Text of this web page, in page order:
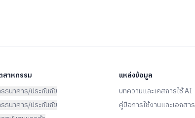
สาหกรรม
ธนาคาร/ประกันภัย
ธนาคาร/ประกันภัย
แหล่งข้อมูล
บทความและเคสการใช้ AI
คู่มือการใช้งานและเอกสาร